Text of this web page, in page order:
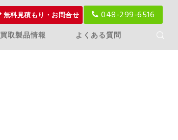
無料見積もり・お問合せ 048-299-6516
買取製品情報 よくある質問